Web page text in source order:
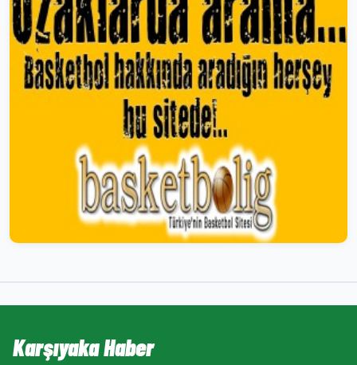
Karşıyaka Haber